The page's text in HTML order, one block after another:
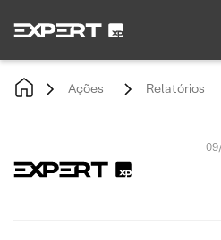
Ações Relatórios